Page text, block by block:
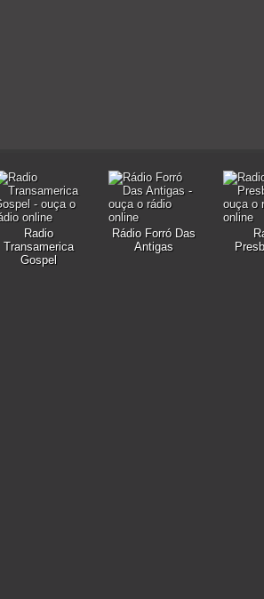
Radio
Transamerica
Gospel
Rádio Forró Das
Antigas